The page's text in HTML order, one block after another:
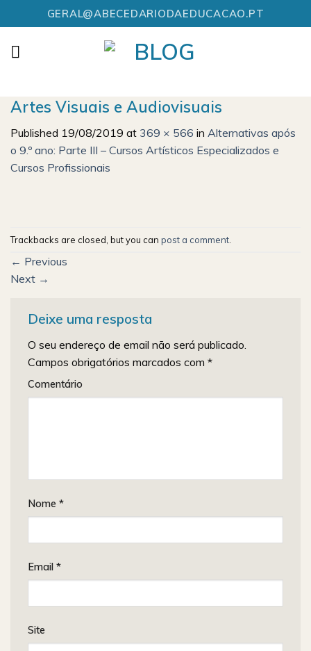
to
content
GERAL@ABECEDARIODAEDUCACAO.PT
Artes Visuais e Audiovisuais
Published 19/08/2019 at 369 × 566 in Alternativas após
o 9.º ano: Parte III – Cursos Artísticos Especializados e
Cursos Profissionais
Trackbacks are closed, but you can post a comment
← Previous
Next →
Deixe uma resposta
O seu endereço de email não será publicado.
Campos obrigatórios marcados com *
Comentário
Nome *
Email *
Site